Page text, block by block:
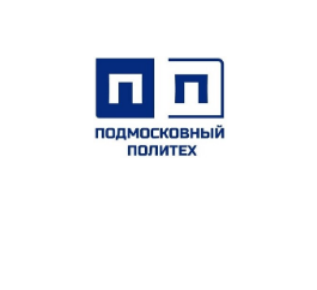
содержимому